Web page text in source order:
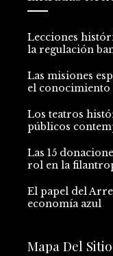
Lecciones
la regulación
Las misiones
el conocimiento
Los teatros
públicos
Las 15
rol en la
El papel del
economía azul
Mapa Del Sitio